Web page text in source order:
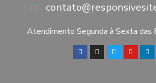
Atendimento Segunda à Sexta das